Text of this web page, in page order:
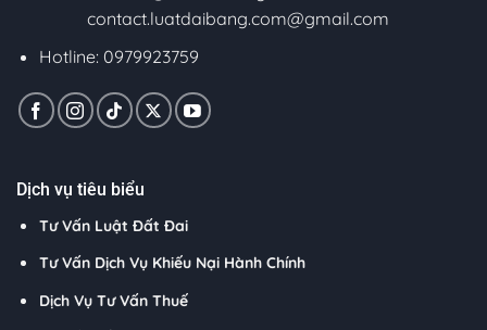
contact.luatdaibang.com@gmail.com
Hotline: 0979923759
Dịch vụ tiêu biểu
Tư Vấn Luật Đất Đai
Tư Vấn Dịch Vụ Khiếu Nại Hành Chính
Dịch Vụ Tư Vấn Thuế